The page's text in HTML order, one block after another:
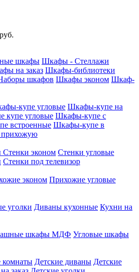
руб.
шкафы Шкафы - Стеллажи
на заказ Шкафы-библиотеки
шкафов Шкафы эконом Шкаф-
купе угловые Шкафы-купе на
купе угловые Шкафы-купе с
встроенные Шкафы-купе в
Стенки эконом Стенки угловые
Стенки под телевизор
эконом Прихожие угловые
уголки Диваны кухонные Кухни на
шкафы МДФ Угловые шкафы
комнаты Детские диваны Детские